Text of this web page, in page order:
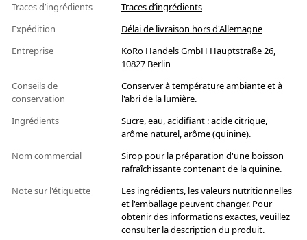
Traces d’ingrédients
Traces d’ingrédients
Expédition
Délai de livraison hors d'Allemagne
Entreprise
KoRo Handels GmbH Hauptstraße 26,
10827 Berlin
Conseils de
conservation
Conserver à température ambiante et à
l'abri de la lumière.
Ingrédients
Sucre, eau, acidifiant : acide citrique,
arôme naturel, arôme (quinine).
Nom commercial
Sirop pour la préparation d'une boisson
rafraîchissante contenant de la quinine.
Note sur l'étiquette
Les ingrédients, les valeurs nutritionnelles
et l'emballage peuvent changer. Pour
obtenir des informations exactes, veuillez
consulter la description du produit.